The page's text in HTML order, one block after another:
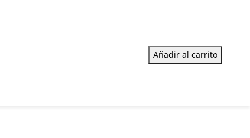
Añadir al carrito